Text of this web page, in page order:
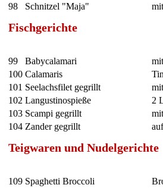
98
Schnitzel "Maja"
Fischgerichte
99 Babycalamari
100 Calamaris
101 Seelachsfilet gegrillt
102 Langustinospieße
2
103 Scampi gegrillt
104 Zander gegrillt
Teigwaren und Nudelgerichte
109 Spaghetti Broccoli